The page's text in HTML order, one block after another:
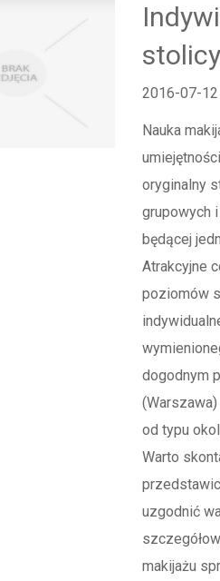
stolicy
2016-07-12
Nauka
oryginalny
grupowych
będącej
Atrakcyjne
poziomów
dogodnym
od typu
Warto
uzgodnić
makijażu